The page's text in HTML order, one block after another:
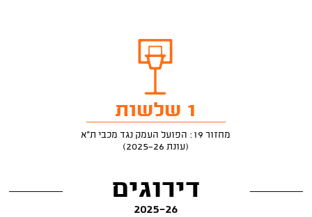
1 שלשות
מחזור 19: הפועל העמק נגד מכבי ת"א
(עונת 2025-26)
דירוגים
2025-26